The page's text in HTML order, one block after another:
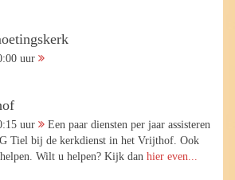
uur
uur
Een paar diensten per jaar assisteren
Tiel bij de kerkdienst in het Vrijthof. Ook
Wilt u helpen? Kijk dan hier even...